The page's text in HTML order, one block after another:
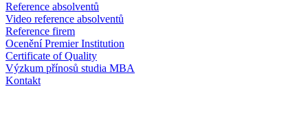
Reference absolventů
Video reference absolventů
Reference firem
Ocenění Premier Institution
Certificate of Quality
Výzkum přínosů studia MBA
Kontakt